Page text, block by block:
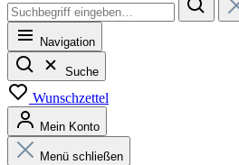
Navigation
Suche
Wunschzettel
Mein Konto
Menü schließen